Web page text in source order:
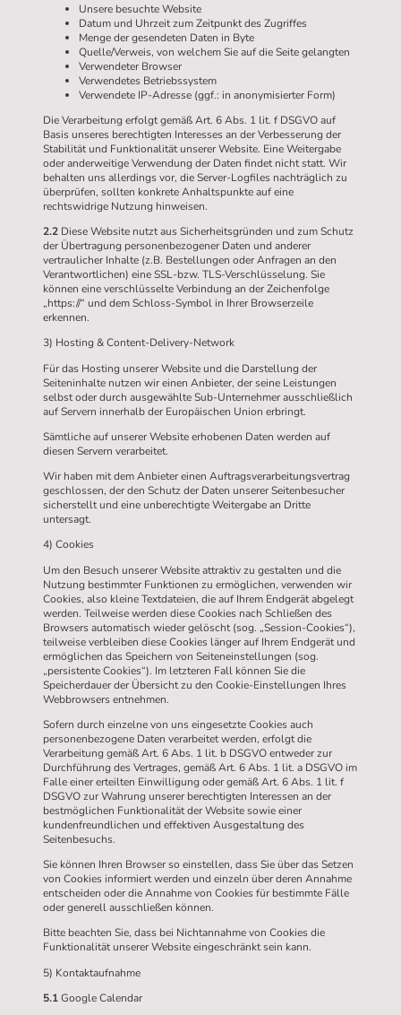
Unsere besuchte Website
Datum und Uhrzeit zum Zeitpunkt des Zugriffes
Menge der gesendeten Daten in Byte
Quelle/Verweis, von welchem Sie auf die Seite gelangten
Verwendeter Browser
Verwendetes Betriebssystem
Verwendete IP-Adresse (ggf.: in anonymisierter Form)
Die Verarbeitung erfolgt gemäß Art. 6 Abs. 1 lit. f DSGVO auf
Basis unseres berechtigten Interesses an der Verbesserung der
Stabilität und Funktionalität unserer Website. Eine Weitergabe
oder anderweitige Verwendung der Daten findet nicht statt. Wir
behalten uns allerdings vor, die Server-Logfiles nachträglich zu
überprüfen, sollten konkrete Anhaltspunkte auf eine
rechtswidrige Nutzung hinweisen.
2.2 Diese Website nutzt aus Sicherheitsgründen und zum Schutz
der Übertragung personenbezogener Daten und anderer
vertraulicher Inhalte (z.B. Bestellungen oder Anfragen an den
Verantwortlichen) eine SSL-bzw. TLS-Verschlüsselung. Sie
können eine verschlüsselte Verbindung an der Zeichenfolge
„https://“ und dem Schloss-Symbol in Ihrer Browserzeile
erkennen.
3) Hosting & Content-Delivery-Network
Für das Hosting unserer Website und die Darstellung der
Seiteninhalte nutzen wir einen Anbieter, der seine Leistungen
selbst oder durch ausgewählte Sub-Unternehmer ausschließlich
auf Servern innerhalb der Europäischen Union erbringt.
Sämtliche auf unserer Website erhobenen Daten werden auf
diesen Servern verarbeitet.
Wir haben mit dem Anbieter einen Auftragsverarbeitungsvertrag
geschlossen, der den Schutz der Daten unserer Seitenbesucher
sicherstellt und eine unberechtigte Weitergabe an Dritte
untersagt.
4) Cookies
Um den Besuch unserer Website attraktiv zu gestalten und die
Nutzung bestimmter Funktionen zu ermöglichen, verwenden wir
Cookies, also kleine Textdateien, die auf Ihrem Endgerät abgelegt
werden. Teilweise werden diese Cookies nach Schließen des
Browsers automatisch wieder gelöscht (sog. „Session-Cookies“),
teilweise verbleiben diese Cookies länger auf Ihrem Endgerät und
ermöglichen das Speichern von Seiteneinstellungen (sog.
„persistente Cookies“). Im letzteren Fall können Sie die
Speicherdauer der Übersicht zu den Cookie-Einstellungen Ihres
Webbrowsers entnehmen.
Sofern durch einzelne von uns eingesetzte Cookies auch
personenbezogene Daten verarbeitet werden, erfolgt die
Verarbeitung gemäß Art. 6 Abs. 1 lit. b DSGVO entweder zur
Durchführung des Vertrages, gemäß Art. 6 Abs. 1 lit. a DSGVO im
Falle einer erteilten Einwilligung oder gemäß Art. 6 Abs. 1 lit. f
DSGVO zur Wahrung unserer berechtigten Interessen an der
bestmöglichen Funktionalität der Website sowie einer
kundenfreundlichen und effektiven Ausgestaltung des
Seitenbesuchs.
Sie können Ihren Browser so einstellen, dass Sie über das Setzen
von Cookies informiert werden und einzeln über deren Annahme
entscheiden oder die Annahme von Cookies für bestimmte Fälle
oder generell ausschließen können.
Bitte beachten Sie, dass bei Nichtannahme von Cookies die
Funktionalität unserer Website eingeschränkt sein kann.
5) Kontaktaufnahme
5.1Google Calendar